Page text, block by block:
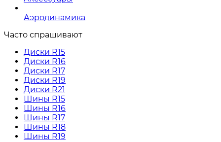
Аэродинамика
Часто спрашивают
Диски R15
Диски R16
Диски R17
Диски R19
Диски R21
Шины R15
Шины R16
Шины R17
Шины R18
Шины R19